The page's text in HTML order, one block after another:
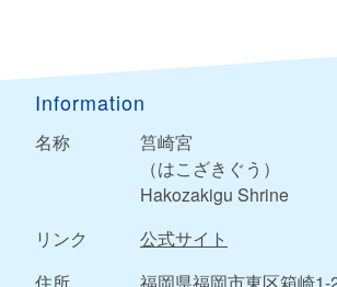
Information
名称
筥崎宮
（はこざきぐう）
Hakozakigu Shrine
リンク
公式サイト
住所
福岡県福岡市東区箱崎1-